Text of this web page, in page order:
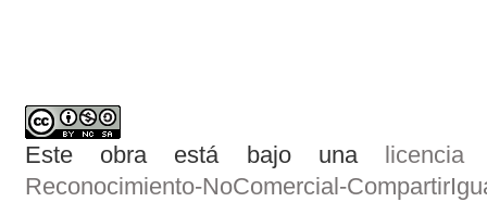
Este obra está bajo una licencia
Reconocimiento-NoComercial-